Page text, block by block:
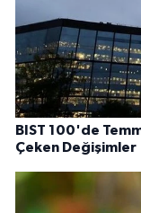
BIST 100'de
Çeken Değişimler